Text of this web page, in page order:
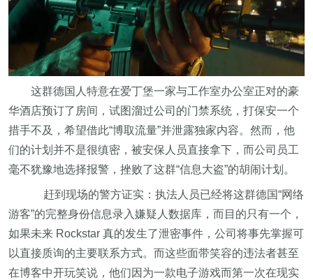
这群德国人特意在爱丁堡一家与工作室办公室正对的豪
华酒店预订了房间，试图溜过公司的门禁系统，打保安一个
措手不及，希望借此“博取流量”并泄露独家内容。然而，他
们的计划并不是很缜密，被安保人员直接拿下，而公司员工
毫不犹豫地选择报警，挫败了这群“信息大盗”的胡闹计划。
赶到现场的警方证实：执法人员已经将这群德国“网络
游客”的完整身份信息录入嫌疑人数据库，而目的只有一个，
如果未来 Rockstar 真的发生了泄密事件，公司将事先掌握可
以直接质询的主要联系方式。而这些面带笑容的违法者甚至
在博客中开玩笑说，他们因为一款电子游戏而第一次在现实